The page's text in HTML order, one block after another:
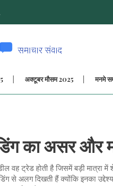
अक्टूबर मौसम 2025 मनमे
का असर और
ट्रेड होती है जिसमें बड़ी मात्रा में
से अलग दिखती हैं क्योंकि इनका